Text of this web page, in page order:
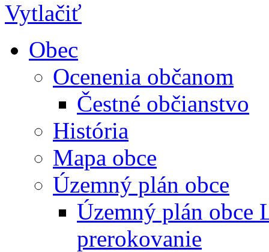
Obec
Ocenenia občanom
Čestné občianstvo
História
Mapa obce
Územný plán obce
Územný plán obce
prerokovanie